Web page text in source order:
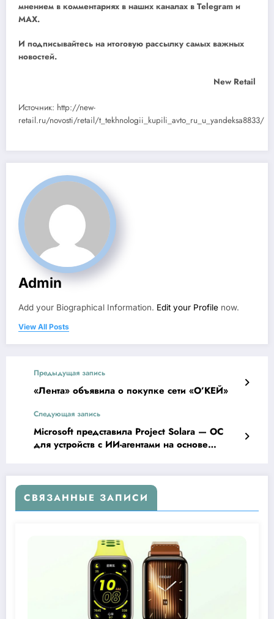
мнением в комментариях в наших каналах в Telegram и
MAX.
И подписывайтесь на итоговую рассылку самых важных
новостей.
New Retail
Источник: http://new-
retail.ru/novosti/retail/t_tekhnologii_kupili_avto_ru_u_yandeksa8833/
Admin
Add your Biographical Information. Edit your Profile now.
View All Posts
Предыдущая запись
«Лента» объявила о покупке сети «О’КЕЙ»
Следующая запись
Microsoft представила Project Solara — ОС
для устройств с ИИ-агентами на основе
СВЯЗАННЫЕ ЗАПИСИ